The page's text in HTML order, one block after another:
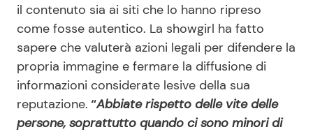
il contenuto sia ai siti che lo hanno ripreso
come fosse autentico. La showgirl ha fatto
sapere che valuterà azioni legali per difendere la
propria immagine e fermare la diffusione di
informazioni considerate lesive della sua
reputazione. “Abbiate rispetto delle vite delle
persone, soprattutto quando ci sono minori di